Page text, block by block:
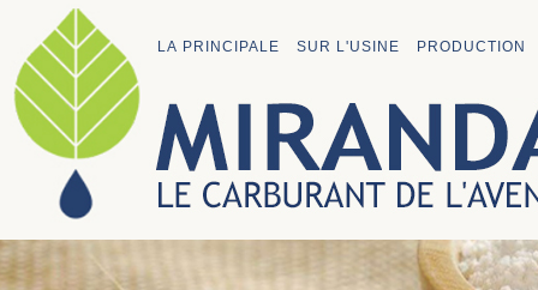
LA PRINCIPALE SUR L'USINE PRODUCTION